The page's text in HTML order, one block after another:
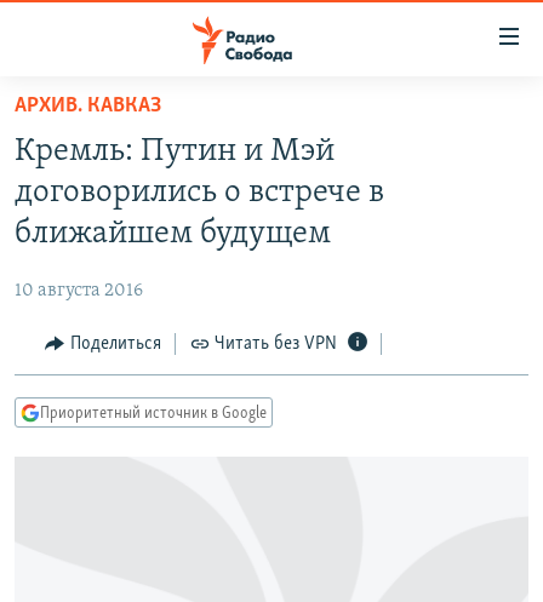
упрощенного
доступа
основному
Вернутся
Вернутся
ПОДКАСТЫ
АВТОРСКИЕ ПРОЕКТЫ
МНЕНИЯ
КУЛЬТУРА
КАВКАЗ.РЕАЛИИ
АРХИВ. КАВКАЗ
Кремль: Путин и Мэй
договорились о встрече в
ближайшем будущем
10 августа 2016
Поделиться Читать без VPN
Приоритетный источник в Google